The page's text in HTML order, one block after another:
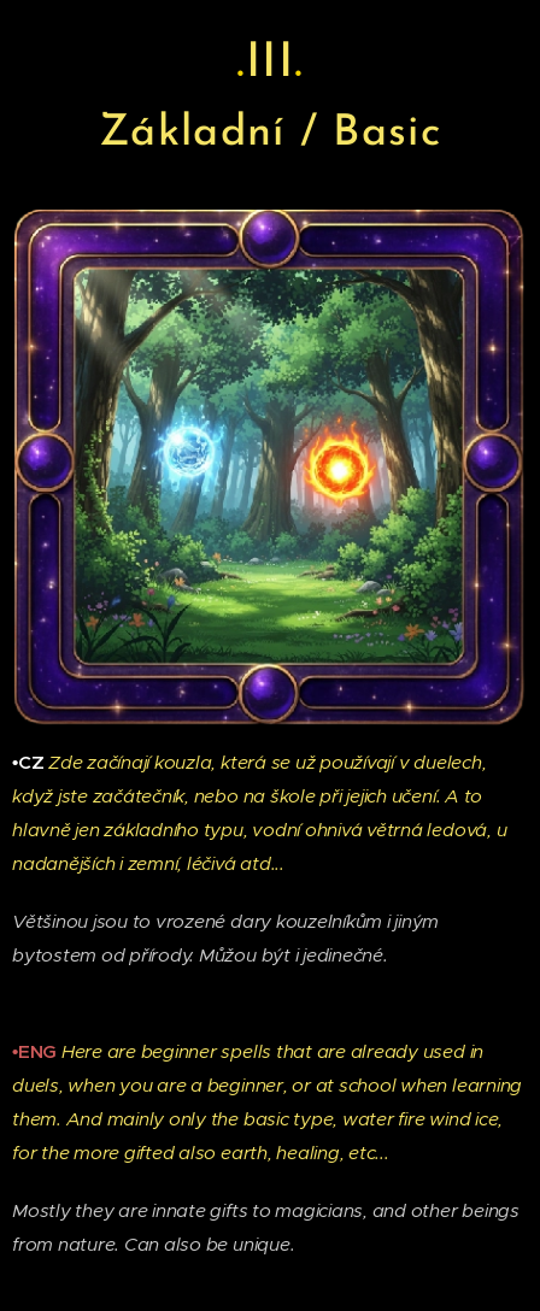
.III.
Základní / Basic
•CZ Zde začínají kouzla, která se už používají v duelech,
když jste začátečník, nebo na škole při jejich učení. A to
hlavně jen základního typu, vodní ohnivá větrná ledová, u
nadanějších i zemní, léčivá atd...
Většinou jsou to vrozené dary kouzelníkům i jiným
bytostem od přírody. Můžou být i jedinečné.
•ENG Here are beginner spells that are already used in
duels, when you are a beginner, or at school when learning
them. And mainly only the basic type, water fire wind ice,
for the more gifted also earth, healing, etc...
Mostly they are innate gifts to magicians, and other beings
from nature. Can also be unique.